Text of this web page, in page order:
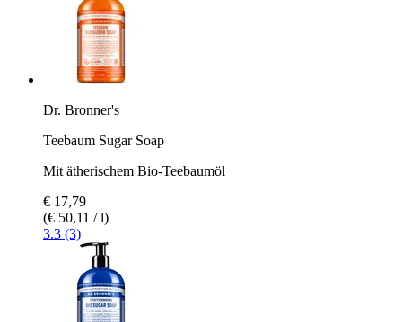
Dr. Bronner's
Teebaum Sugar Soap
Mit ätherischem Bio-Teebaumöl
€ 17,79
(€ 50,11 / l)
3.3 (3)